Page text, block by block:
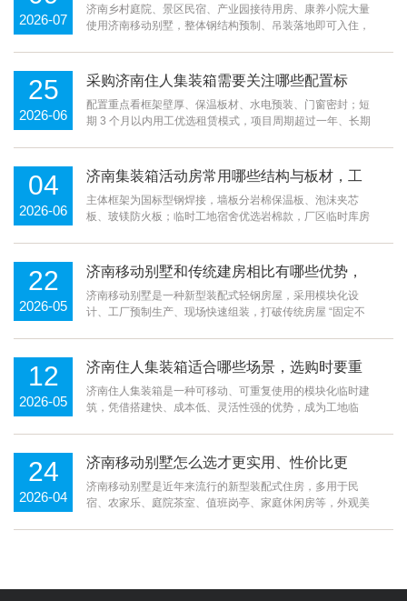
2026-07
防水、精装配套三大核心工艺规避居住隐
患？
济南乡村庭院、景区民宿、产业园接待用房、康养小院大量
使用济南移动别墅，整体钢结构预制、吊装落地即可入住，
25
2026-06
采购济南住人集装箱需要关注哪些配置标
准，长期租住和直接采购分别怎么选择？
配置重点看框架壁厚、保温板材、水电预装、门窗密封；短
期 3 个月以内用工优选租赁模式，项目周期超过一年、长期
04
2026-06
济南集装箱活动房常用哪些结构与板材，工
地、园区不同场景如何选型？
主体框架为国标型钢焊接，墙板分岩棉保温板、泡沫夹芯
板、玻镁防火板；临时工地宿舍优选岩棉款，厂区临时库房
22
2026-05
济南移动别墅和传统建房相比有哪些优势，
定制时要注意哪些细节？
济南移动别墅是一种新型装配式轻钢房屋，采用模块化设
计、工厂预制生产、现场快速组装，打破传统房屋 “固定不
12
2026-05
济南住人集装箱适合哪些场景，选购时要重
点关注哪些性能？
济南住人集装箱是一种可移动、可重复使用的模块化临时建
筑，凭借搭建快、成本低、灵活性强的优势，成为工地临
24
2026-04
济南移动别墅怎么选才更实用、性价比更
高？
济南移动别墅是近年来流行的新型装配式住房，多用于民
宿、农家乐、庭院茶室、值班岗亭、家庭休闲房等，外观美